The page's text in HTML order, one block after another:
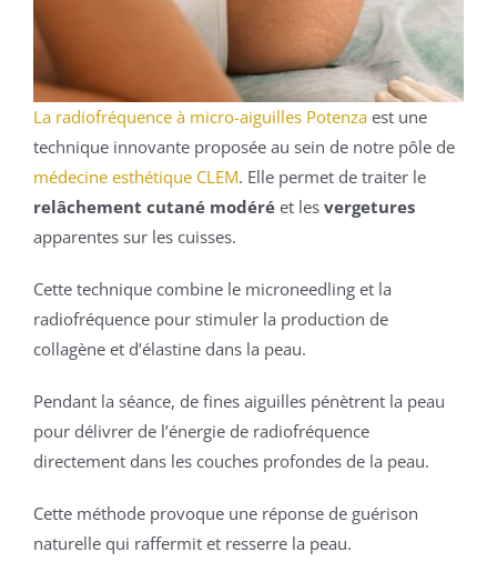
La radiofréquence à micro-aiguilles Potenza est une
technique innovante proposée au sein de notre pôle de
médecine esthétique CLEM. Elle permet de traiter le
relâchement cutané modéré et les vergetures
apparentes sur les cuisses.
Cette technique combine le microneedling et la
radiofréquence pour stimuler la production de
collagène et d’élastine dans la peau.
Pendant la séance, de fines aiguilles pénètrent la peau
pour délivrer de l’énergie de radiofréquence
directement dans les couches profondes de la peau.
Cette méthode provoque une réponse de guérison
naturelle qui raffermit et resserre la peau.